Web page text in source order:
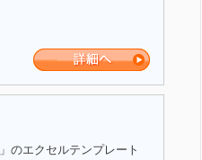
のエクセルテンプレート